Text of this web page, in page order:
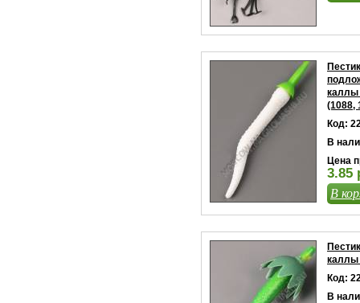
каллы
(1088,
Код:
В
Цена
3.85
В
каллы
Код:
В